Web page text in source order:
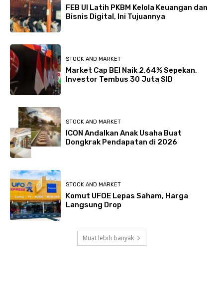
FEB UI Latih PKBM Kelola Keuangan dan
Bisnis Digital, Ini Tujuannya
STOCK AND MARKET
Market Cap BEI Naik 2,64% Sepekan,
Investor Tembus 30 Juta SID
STOCK AND MARKET
ICON Andalkan Anak Usaha Buat
Dongkrak Pendapatan di 2026
STOCK AND MARKET
Komut UFOE Lepas Saham, Harga
Langsung Drop
Muat lebih banyak